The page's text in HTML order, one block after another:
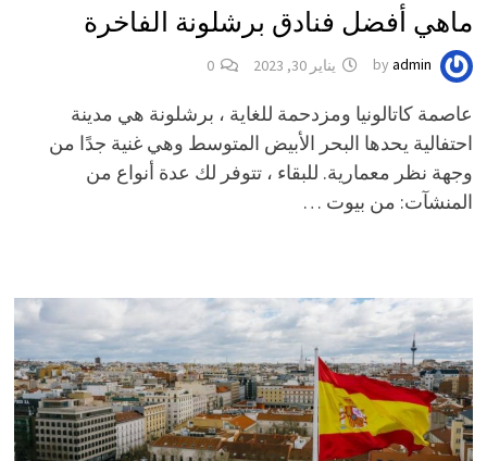
ماهي أفضل فنادق برشلونة الفاخرة
byadmin يناير 30, 2023 0
عاصمة كاتالونيا ومزدحمة للغاية ، برشلونة هي مدينة
احتفالية يحدها البحر الأبيض المتوسط ​​وهي غنية جدًا من
وجهة نظر معمارية. للبقاء ، تتوفر لك عدة أنواع من
المنشآت: من بيوت …